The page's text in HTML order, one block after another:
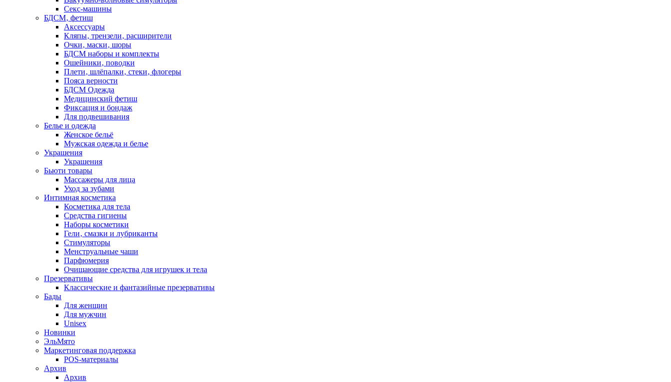
Секс-машины
БДСМ‚ фетиш
Аксессуары
Кляпы‚ трензели‚ расширители
Очки‚ маски‚ шоры
БДСМ наборы и комплекты
Ошейники‚ поводки
Плети‚ шлёпалки‚ стеки‚ флогеры
Пояса верности
БДСМ Одежда
Медицинский фетиш
Фиксация и бондаж
Для подвешивания
Белье и одежда
Женское бельё
Мужская одежда и белье
Украшения
Украшения
Бьюти товары
Массажеры для лица
Уход за зубами
Интимная косметика
Косметика для тела
Средства гигиены
Наборы косметики
Гели‚ смазки и лубриканты
Стимуляторы
Менструальные чаши
Парфюмерия
Очищающие средства для игрушек и тела
Презервативы
Классические и фантазийные презервативы
Бады
Для женщин
Для мужчин
Unisex
Новинки
ЭльМято
Маркетинговая поддержка
POS-материалы
Архив
Архив